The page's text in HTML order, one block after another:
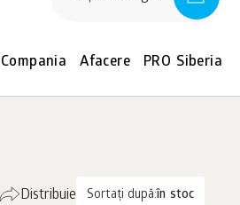
Compania Afacere PRO Siberia
Sortați după:în stoc
Distribuie